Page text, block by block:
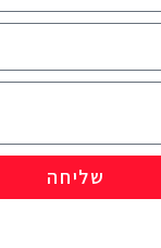
שליחה